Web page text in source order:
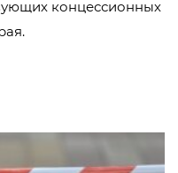
концессионных